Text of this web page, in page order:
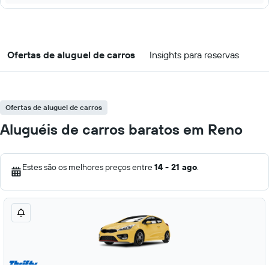
Ofertas de aluguel de carros Insights para reservas
Ofertas de aluguel de carros
Aluguéis de carros baratos em Reno
Estes são os melhores preços entre14 - 21 ago.